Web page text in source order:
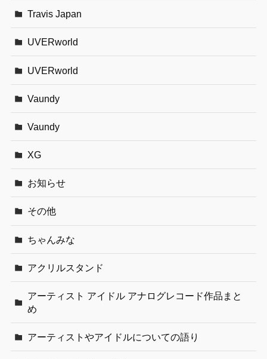
Travis Japan
UVERworld
UVERworld
Vaundy
Vaundy
XG
お知らせ
その他
ちゃんみな
アクリルスタンド
アーティスト アイドル アナログレコード作品まと
め
アーティストやアイドルについての語り